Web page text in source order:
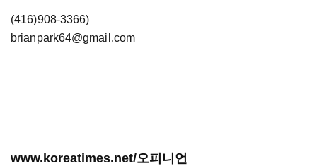
(416)908-3366)
brianpark64@gmail.com
www.koreatimes.net/오피니언